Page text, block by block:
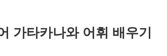
가타카나와 어휘 배우기